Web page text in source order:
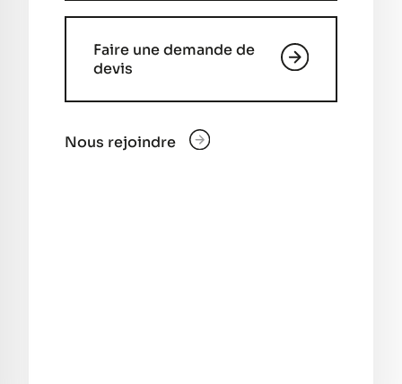
Faire une demande de
devis
Nous rejoindre